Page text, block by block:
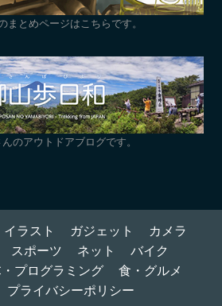
まとめページはこちらです。
のアウトドアブログです。
イラスト ガジェット
カメラ
スポーツ ネット
バイク
・プログラミング
食・グルメ
プライバシーポリシー